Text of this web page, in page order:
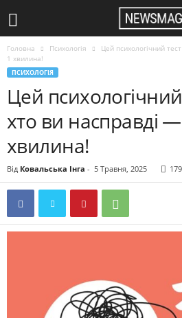
Головна Психологія
Цей психологічний
1 хвилина!
ПСИХОЛОГІЯ
Цей
хто ви насправді
хвилина!
Від Ковальська Інга - 5 Травня, 2025 179